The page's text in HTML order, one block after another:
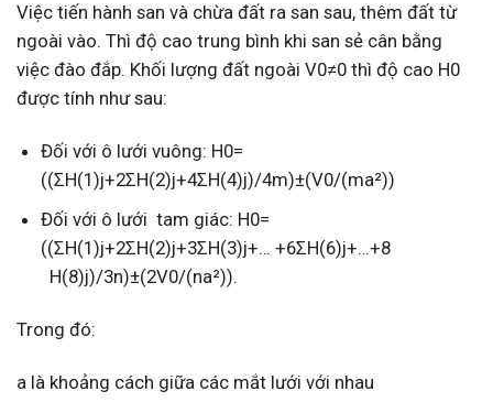
Việc tiến hành san và chừa đất ra san sau, thêm đất từ
ngoài vào. Thì độ cao trung bình khi san sẻ cân bằng
việc đào đắp. Khối lượng đất ngoài V0≠0 thì độ cao H0
được tính như sau:
Đối với ô lưới vuông: H0=
((ΣH(1)j+2ΣH(2)j+4ΣH(4)j)/4m)±(V0/(ma²))
Đối với ô lưới tam giác: H0=
((ΣH(1)j+2ΣH(2)j+3ΣH(3)j+… +6ΣH(6)j+…+8
H(8)j)/3n)±(2V0/(na²)).
Trong đó:
a là khoảng cách giữa các mắt lưới với nhau